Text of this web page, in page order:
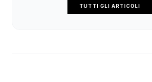
TUTTI GLI ARTICOLI